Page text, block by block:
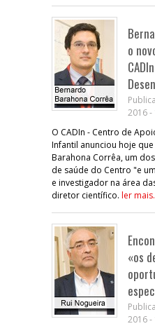
o
2016 -
O CADIn - Centro de
Infantil anunciou hoje
Barahona Corrêa, um
de saúde do Centro "e
e investigador na área
diretor científico. ler
«os
2016 -